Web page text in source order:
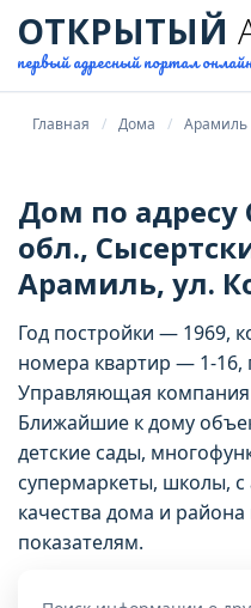
ОТКРЫТЫЙ
первый адресный портал
Главная Дома Арамиль
Дом по адресу
обл.,
Арамиль, ул.
Год постройки — 1969,
номера квартир — 1-
Управляющая
Ближайшие к дому
детские сады,
супермаркеты, школы,
качества дома и
показателям.